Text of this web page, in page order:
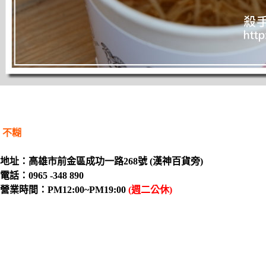
不糊
地址：高雄市前金區成功一路268號 (漢神百貨旁)
電話：0965 -348 890
營業時間：PM12:00~PM19:00 (週二公休)